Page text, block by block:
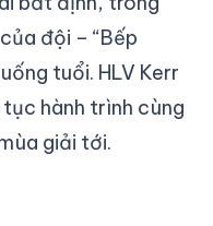
đội – “Bếp
tuổi. HLV Kerr
hành trình cùng
giải tới.